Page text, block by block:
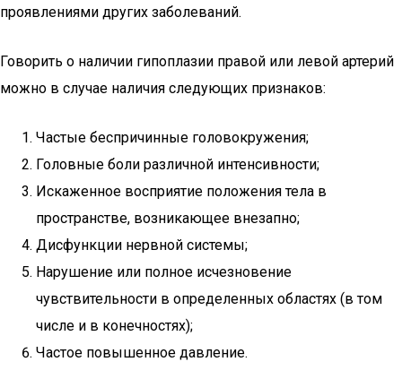
проявлениями других заболеваний.
Говорить о наличии гипоплазии правой или левой артерий
можно в случае наличия следующих признаков:
Частые беспричинные головокружения;
Головные боли различной интенсивности;
Искаженное восприятие положения тела в
пространстве, возникающее внезапно;
Дисфункции нервной системы;
Нарушение или полное исчезновение
чувствительности в определенных областях (в том
числе и в конечностях);
Частое повышенное давление.